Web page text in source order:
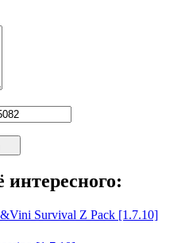
Survival Z Pack [1.7.10]